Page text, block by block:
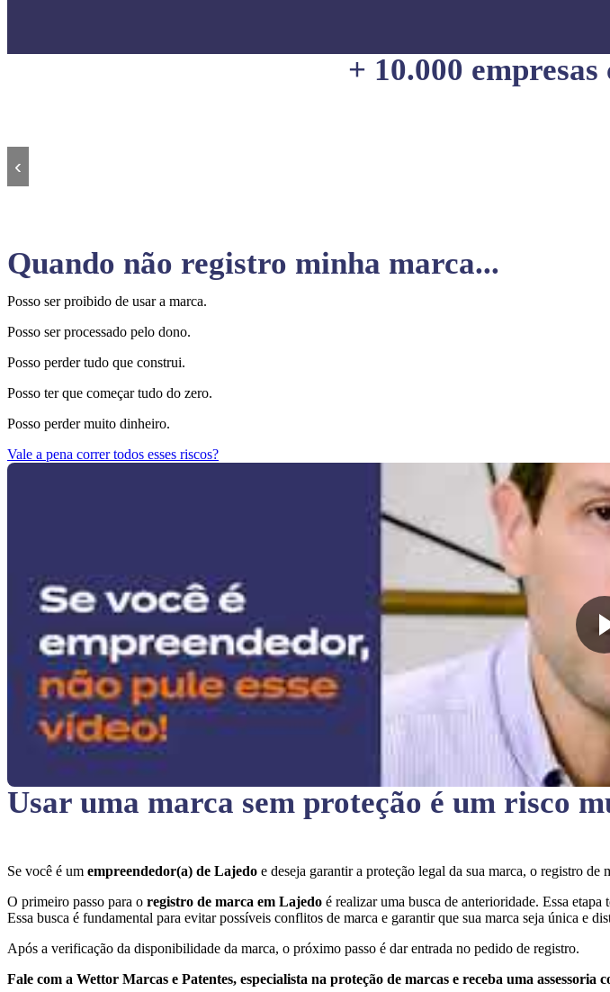
+ 10.000
‹
Quando não registro minha marca...
Posso ser proibido de usar a marca.
Posso ser processado pelo dono.
Posso perder tudo que construi.
Posso ter que começar tudo do zero.
Posso perder muito dinheiro.
Vale a pena correr todos esses riscos?
Usar uma marca sem proteção é um risco
Se você é um empreendedor(a) de Lajedo e deseja garantir a proteção legal da sua marca, o registro
O primeiro passo para o registro de marca em Lajedo é realizar uma busca de anterioridade. Essa
Essa busca é fundamental para evitar possíveis conflitos de marca e garantir que sua marca seja única e
Após a verificação da disponibilidade da marca, o próximo passo é dar entrada no pedido de registro.
Fale com a Wettor Marcas e Patentes, especialista na proteção de marcas e receba uma assessoria